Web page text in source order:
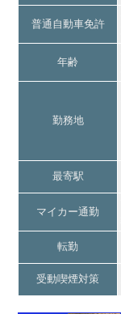
普通自動車免許
年齢
勤務地
最寄駅
マイカー通勤
転勤
受動喫煙対策